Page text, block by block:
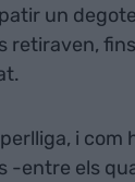
un
retiraven,
i com
-entre els